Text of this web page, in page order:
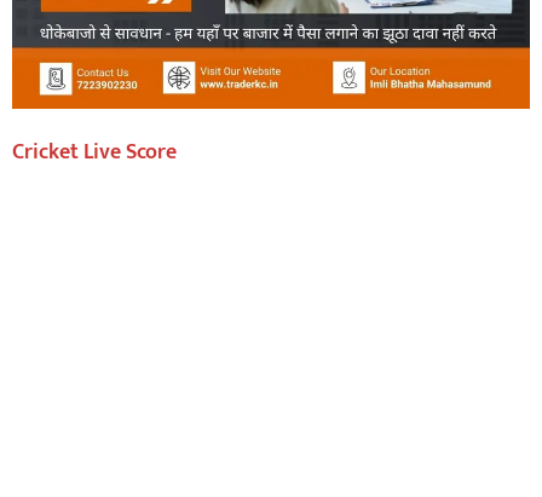
Cricket Live Score